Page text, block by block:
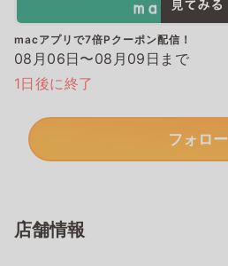
macアプリで7倍Pクーポン配信！
08月06日〜08月09日まで
1日後に終了
フォロー
店舗情報